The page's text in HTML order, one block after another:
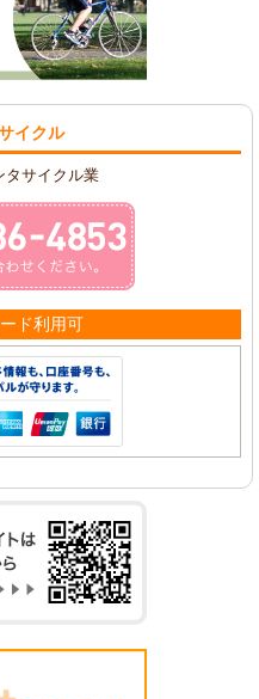
イクル
タサイクル業
ド利用可